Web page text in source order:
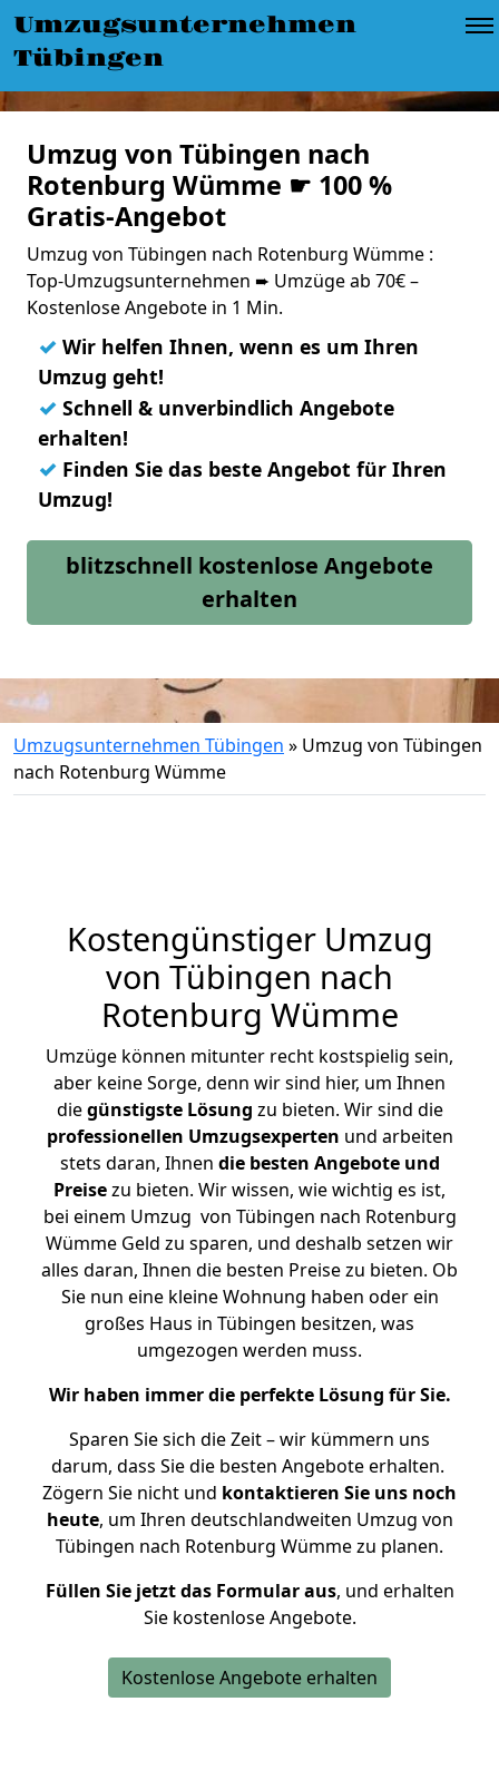
Umzugsunternehmen
Tübingen
Umzug von Tübingen nach
Rotenburg Wümme ☛ 100 %
Gratis-Angebot
Umzug von Tübingen nach Rotenburg Wümme :
Top-Umzugsunternehmen ➨ Umzüge ab 70€ –
Kostenlose Angebote in 1 Min.
✓ Wir helfen Ihnen, wenn es um Ihren
Umzug geht!
✓ Schnell & unverbindlich Angebote
erhalten!
✓ Finden Sie das beste Angebot für Ihren
Umzug!
blitzschnell kostenlose Angebote
erhalten
Umzugsunternehmen Tübingen » Umzug von Tübingen
nach Rotenburg Wümme
Kostengünstiger Umzug
von Tübingen nach
Rotenburg Wümme
Umzüge können mitunter recht kostspielig sein,
aber keine Sorge, denn wir sind hier, um Ihnen
diegünstigste Lösung zu bieten. Wir sind die
professionellen Umzugsexperten und arbeiten
stets daran, Ihnen die besten Angebote und
Preisezu bieten. Wir wissen, wie wichtig es ist,
bei einem Umzug von Tübingen nach Rotenburg
Wümme Geld zu sparen, und deshalb setzen wir
alles daran, Ihnen die besten Preise zu bieten. Ob
Sie nun eine kleine Wohnung haben oder ein
großes Haus in Tübingen besitzen, was
umgezogen werden muss.
Wir haben immer die perfekte Lösung für Sie.
Sparen Sie sich die Zeit – wir kümmern uns
darum, dass Sie die besten Angebote erhalten.
Zögern Sie nicht und kontaktieren Sie uns noch
heute, um Ihren deutschlandweiten Umzug von
Tübingen nach Rotenburg Wümme zu planen.
Füllen Sie jetzt das Formular aus, und erhalten
Sie kostenlose Angebote.
Kostenlose Angebote erhalten